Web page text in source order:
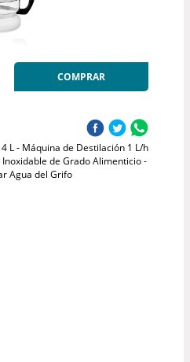
COMPRAR
L - Máquina de Destilación 1 L/h
de Grado Alimenticio -
Agua del Grifo